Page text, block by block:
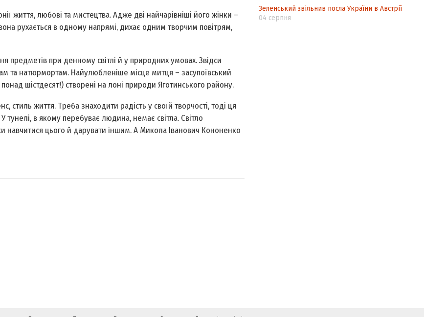
життя, любові та мистецтва. Адже дві найчарівніші його жінки –
рухається в одному напрямі, дихає одним творчим повітрям,
предметів при денному світлі й у природних умовах. Звідси
та натюрмортам. Найулюбленіше місце митця – засупоївський
шістдесят!) створені на лоні природи Яготинського району.
життя. Треба знаходити радість у своїй творчості, тоді ця
тунелі, в якому перебуває людина, немає світла. Світло
навчитися цього й дарувати іншим. А Микола Іванович Кононенко
Зеленський звільнив посла України в Австрії
04 серпня